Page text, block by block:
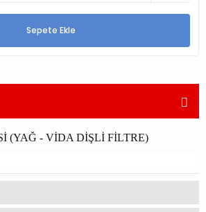
Sepete Ekle
(YAĞ - VİDA DİŞLİ FİLTRE)